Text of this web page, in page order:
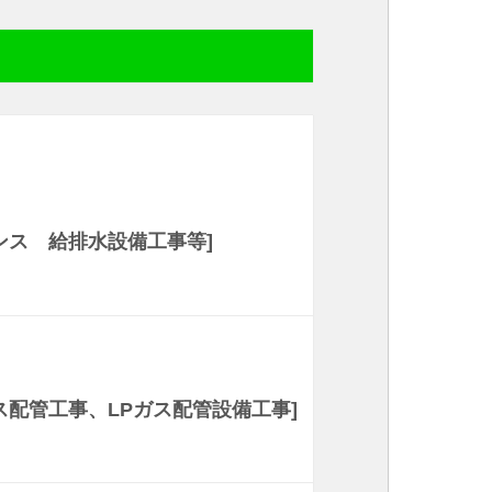
ス 給排水設備工事等]
管工事、LPガス配管設備工事]